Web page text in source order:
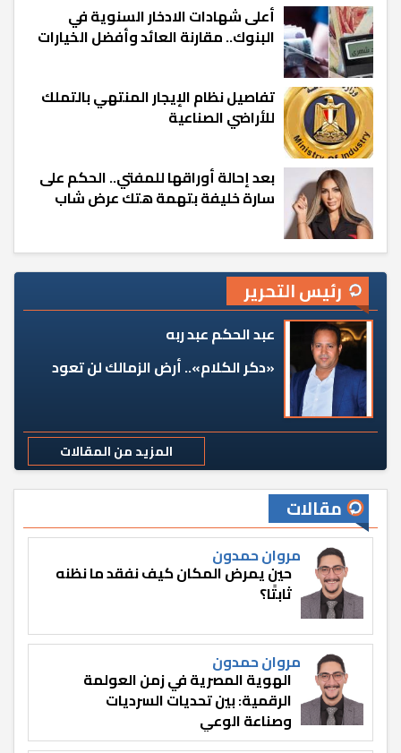
أعلى شهادات الادخار السنوية في
البنوك.. مقارنة العائد وأفضل الخيارات
تفاصيل نظام الإيجار المنتهي بالتملك
للأراضي الصناعية
بعد إحالة أوراقها للمفتي.. الحكم على
سارة خليفة بتهمة هتك عرض شاب
رئيس التحرير
عبد الحكم عبد ربه
«دكر الكلام».. أرض الزمالك لن تعود
المزيد من المقالات
مقالات
مروان حمدون
حين يمرض المكان كيف نفقد ما نظنه
ثابتًا؟
مروان حمدون
الهوية المصرية في زمن العولمة
الرقمية: بين تحديات السرديات
وصناعة الوعي